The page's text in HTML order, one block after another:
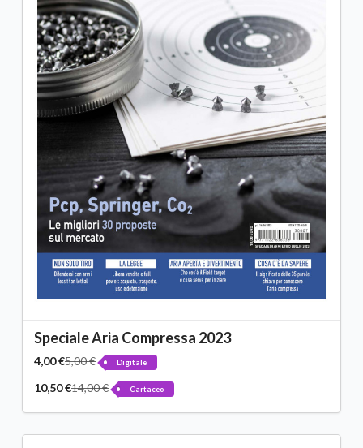
Speciale Aria Compressa 2023
4,00 €5,00 € Digitale
10,50 €14,00 € Cartaceo